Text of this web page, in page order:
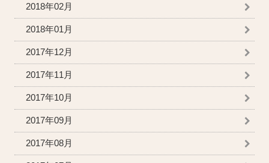
2018年02月
2018年01月
2017年12月
2017年11月
2017年10月
2017年09月
2017年08月